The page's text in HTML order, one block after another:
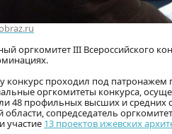
оргкомитет III Всероссийского
конкурс проходил под патронажем
оргкомитеты конкурса,
48 профильных высших и средних
сопредседатель
участие 13 проектов ижевских